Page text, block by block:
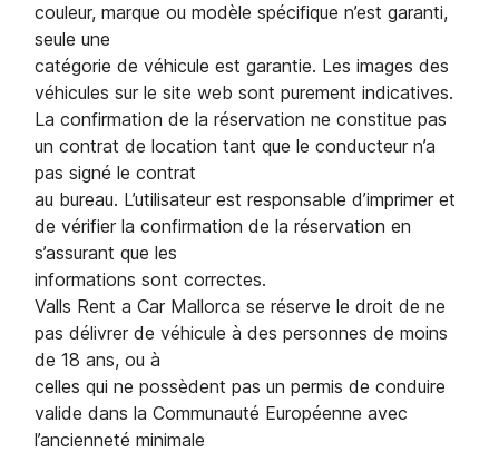
couleur, marque ou modèle spécifique n’est garanti,
seule une
catégorie de véhicule est garantie. Les images des
véhicules sur le site web sont purement indicatives.
La confirmation de la réservation ne constitue pas
un contrat de location tant que le conducteur n’a
pas signé le contrat
au bureau. L’utilisateur est responsable d’imprimer et
de vérifier la confirmation de la réservation en
s’assurant que les
informations sont correctes.
Valls Rent a Car Mallorca se réserve le droit de ne
pas délivrer de véhicule à des personnes de moins
de 18 ans, ou à
celles qui ne possèdent pas un permis de conduire
valide dans la Communauté Européenne avec
l’ancienneté minimale